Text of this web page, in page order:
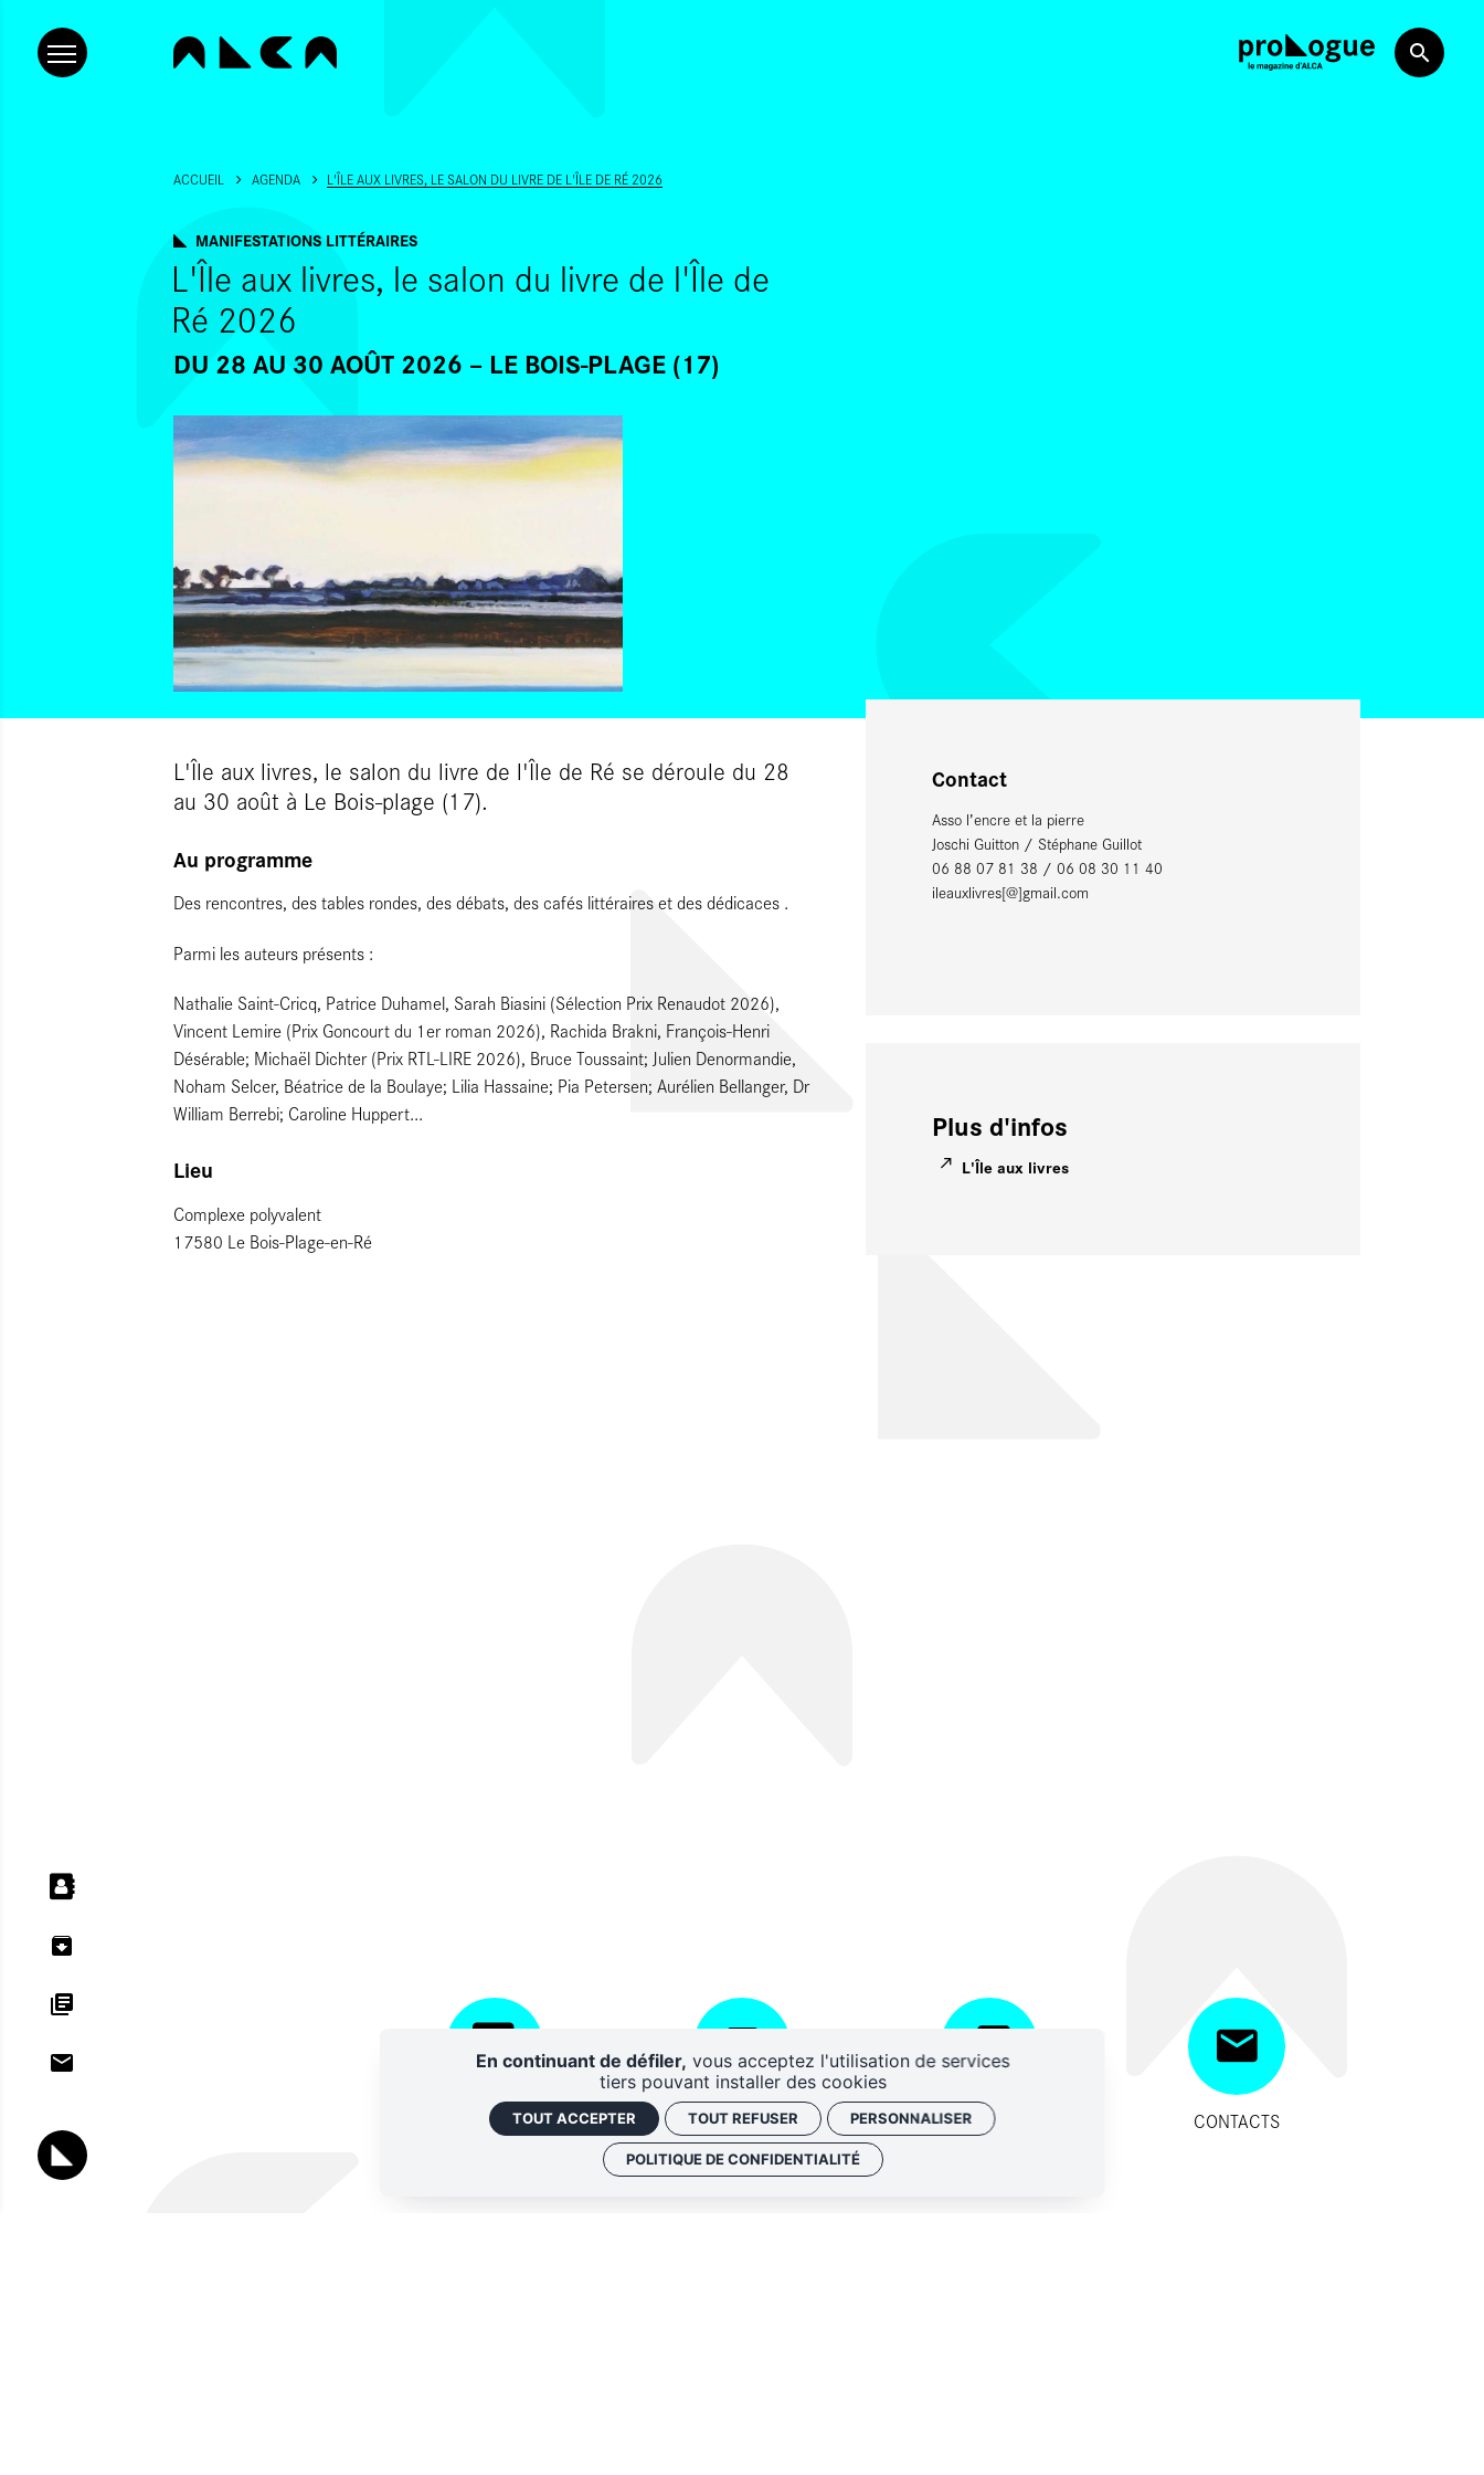
ACCUEIL AGENDA L'ÎLE AUX LIVRES, LE SALON DU LIVRE DE L'ÎLE DE RÉ 2026
MANIFESTATIONS LITTÉRAIRES
L'Île aux livres, le salon du livre de l'Île de
Ré 2026
DU 28 AU 30 AOÛT 2026 LE BOIS-PLAGE (17)
L'Île aux livres, le salon du livre de l'Île de Ré se déroule du 28
au 30 août à Le Bois-plage (17).
Au programme
Des rencontres, des tables rondes, des débats, des cafés littéraires et des dédicaces .
Parmi les auteurs présents :
Nathalie Saint-Cricq, Patrice Duhamel, Sarah Biasini (Sélection Prix Renaudot 2026),
Vincent Lemire (Prix Goncourt du 1er roman 2026), Rachida Brakni, François-Henri
Désérable; Michaël Dichter (Prix RTL-LIRE 2026), Bruce Toussaint; Julien Denormandie,
Noham Selcer, Béatrice de la Boulaye; Lilia Hassaine; Pia Petersen; Aurélien Bellanger, Dr
William Berrebi; Caroline Huppert...
Lieu
Complexe polyvalent
17580 Le Bois-Plage-en-Ré
Contact
Asso l’encre et la pierre
Joschi Guitton / Stéphane Guillot
06 88 07 81 38 / 06 08 30 11 40
ileauxlivres[@]gmail.com
Plus d'infos
L'Île aux livres
ANNUAIRES
CENTRE DE
RESSOURCES
DISPOSITIFS
D'AIDES
CONTACTS
En continuant de défiler, vous acceptez l'utilisation de services
tiers pouvant installer des cookies
TOUT ACCEPTER TOUT REFUSER PERSONNALISER
POLITIQUE DE CONFIDENTIALITÉ